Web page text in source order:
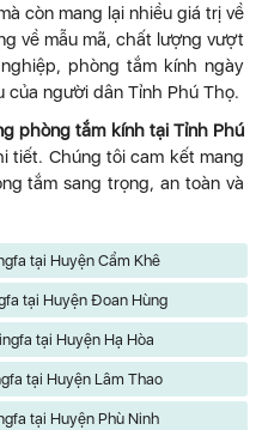
còn mang lại nhiều giá trị về
về mẫu mã, chất lượng vượt
phòng tắm kính ngày
người dân Tỉnh Phú Thọ.
phòng tắm kính tại Tỉnh Phú
Chúng tôi cam kết mang
tắm sang trọng, an toàn và
tại Huyện Cẩm Khê
tại Huyện Đoan Hùng
tại Huyện Hạ Hòa
tại Huyện Lâm Thao
tại Huyện Phù Ninh